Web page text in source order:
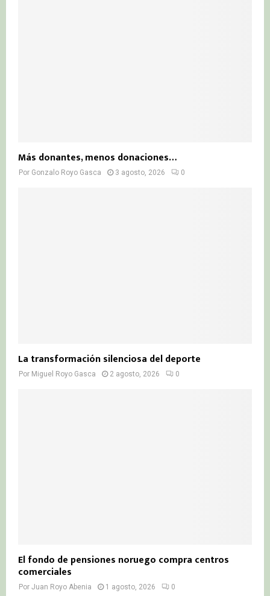
Más donantes, menos donaciones…
Por Gonzalo Royo Gasca 3 agosto, 2026 0
La transformación silenciosa del deporte
Por Miguel Royo Gasca 2 agosto, 2026 0
El fondo de pensiones noruego compra centros
comerciales
Por Juan Royo Abenia 1 agosto, 2026 0